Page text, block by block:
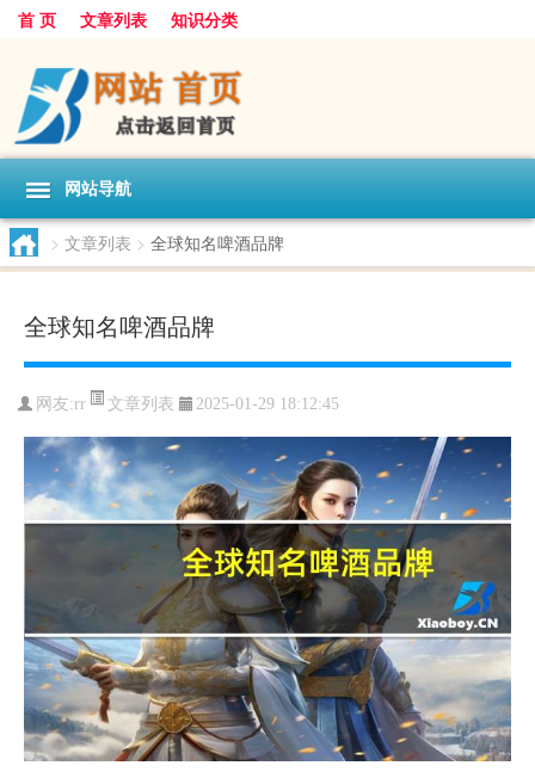
首 页 文章列表 知识分类
网站导航
> 文章列表 > 全球知名啤酒品牌
全球知名啤酒品牌
网友:rr 文章列表 2025-01-29 18:12:45